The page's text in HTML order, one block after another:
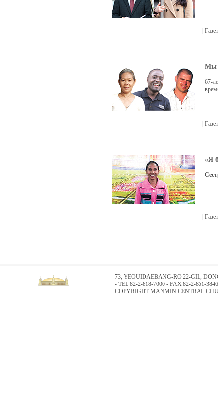
|
Мы
67-
|
«Я
|
73, YEOUIDAEBANG-RO 22-GIL,
- TEL 82-2-818-7000 - FAX 82-2-851-3846
COPYRIGHT MANMIN CENTRAL